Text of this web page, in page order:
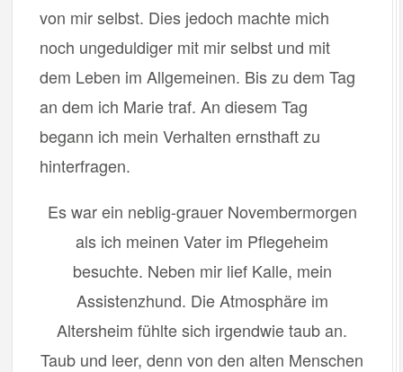
von mir selbst. Dies jedoch machte mich
noch ungeduldiger mit mir selbst und mit
dem Leben im Allgemeinen. Bis zu dem Tag
an dem ich Marie traf. An diesem Tag
begann ich mein Verhalten ernsthaft zu
hinterfragen.
Es war ein neblig-grauer Novembermorgen
als ich meinen Vater im Pflegeheim
besuchte. Neben mir lief Kalle, mein
Assistenzhund. Die Atmosphäre im
Altersheim fühlte sich irgendwie taub an.
Taub und leer, denn von den alten Menschen